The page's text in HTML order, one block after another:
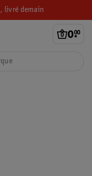
livré demain
0.
00